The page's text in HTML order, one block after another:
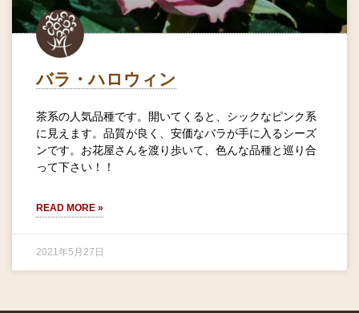
バラ・ハロウィン
茶系の人気品種です。開いてくると、シックなピンク系
に見えます。品質が良く、安価なバラが手に入るシーズ
ンです。お花屋さんを渡り歩いて、色んな品種と巡り合
って下さい！！
READ MORE »
2021年5月27日